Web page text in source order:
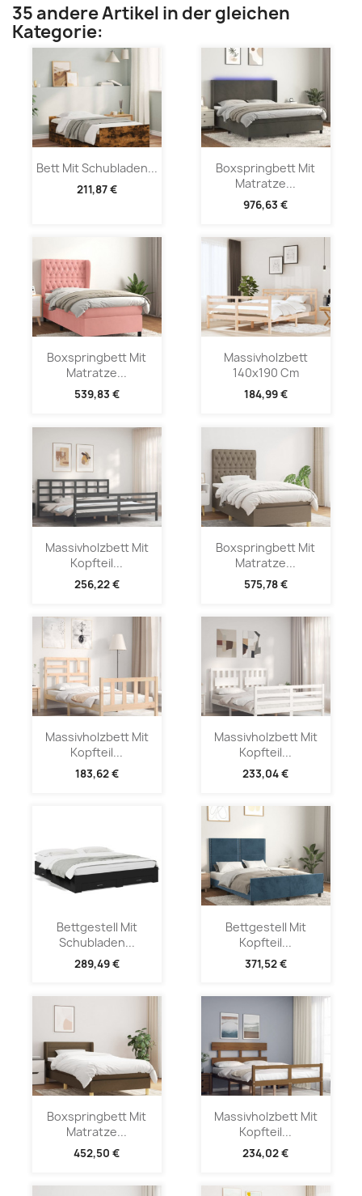
35 andere Artikel in der gleichen
Kategorie:
Bett Mit Schubladen...
211,87 €
Boxspringbett Mit
Matratze...
976,63 €
Boxspringbett Mit
Matratze...
539,83 €
Massivholzbett
140x190 Cm
184,99 €
Massivholzbett Mit
Kopfteil...
256,22 €
Boxspringbett Mit
Matratze...
575,78 €
Massivholzbett Mit
Kopfteil...
183,62 €
Massivholzbett Mit
Kopfteil...
233,04 €
Bettgestell Mit
Schubladen...
289,49 €
Bettgestell Mit
Kopfteil...
371,52 €
Boxspringbett Mit
Matratze...
452,50 €
Massivholzbett Mit
Kopfteil...
234,02 €